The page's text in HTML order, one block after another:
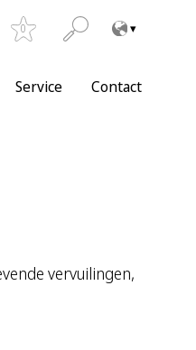
0
Service Contact
vervuilingen,